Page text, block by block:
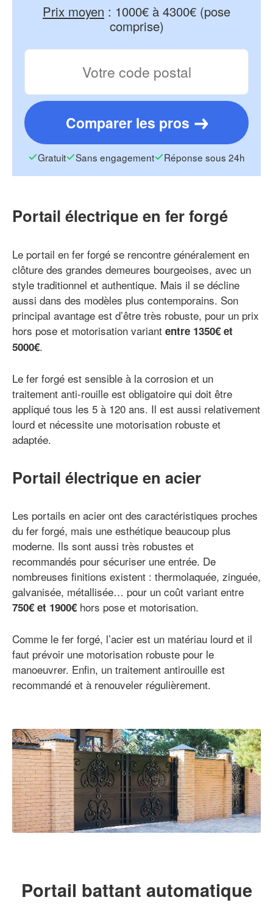
Prix moyen : 1000€ à 4300€ (pose
comprise)
Comparer les pros
Gratuit Sans engagement Réponse sous 24h
Portail électrique en fer forgé
Le portail en fer forgé se rencontre généralement en
clôture des grandes demeures bourgeoises, avec un
style traditionnel et authentique. Mais il se décline
aussi dans des modèles plus contemporains. Son
principal avantage est d’être très robuste, pour un prix
hors pose et motorisation variant entre 1350€ et
5000€.
Le fer forgé est sensible à la corrosion et un
traitement anti-rouille est obligatoire qui doit être
appliqué tous les 5 à 120 ans. Il est aussi relativement
lourd et nécessite une motorisation robuste et
adaptée.
Portail électrique en acier
Les portails en acier ont des caractéristiques proches
du fer forgé, mais une esthétique beaucoup plus
moderne. Ils sont aussi très robustes et
recommandés pour sécuriser une entrée. De
nombreuses finitions existent : thermolaquée, zinguée,
galvanisée, métallisée… pour un coût variant entre
750€ et 1900€ hors pose et motorisation.
Comme le fer forgé, l’acier est un matériau lourd et il
faut prévoir une motorisation robuste pour le
manoeuvrer. Enfin, un traitement antirouille est
recommandé et à renouveler régulièrement.
Portail battant automatique